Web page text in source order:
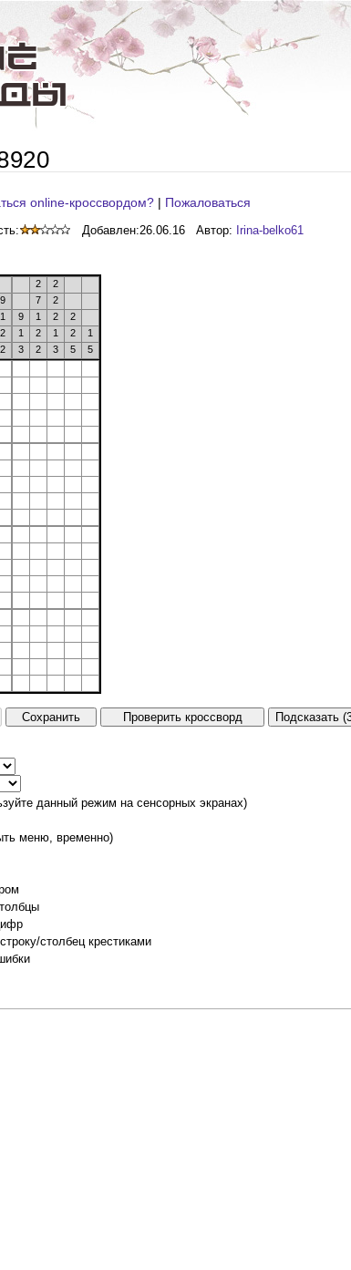
online-кроссвордом? | Пожаловаться
Добавлен:26.06.16 Автор: Irina-belko61
2
2
9 7
2
1 9 1 2
2
2 1 2 1 2
1
2 3 2 3 5
5
данный режим на сенсорных экранах)
меню, временно)
столбец крестиками